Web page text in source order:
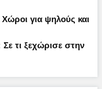
για ψηλούς και
τι ξεχώρισε στην